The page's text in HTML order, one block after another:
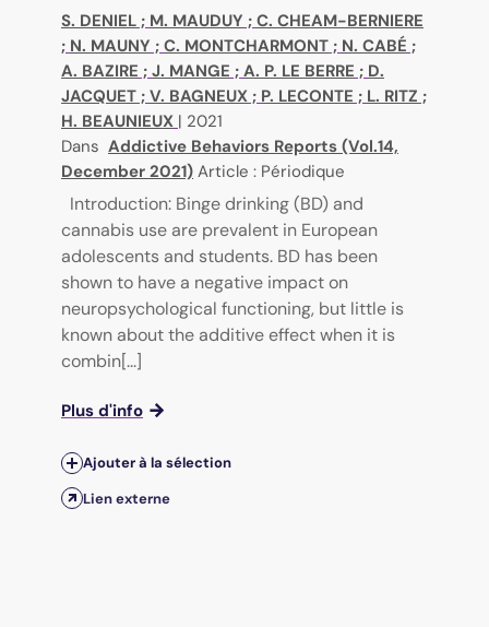
S. DENIEL ; M. MAUDUY ; C. CHEAM-BERNIERE
; N. MAUNY ; C. MONTCHARMONT ; N. CABÉ ;
A. BAZIRE ; J. MANGE ; A. P. LE BERRE ; D.
JACQUET ; V. BAGNEUX ; P. LECONTE ; L. RITZ ;
H. BEAUNIEUX | 2021
Dans Addictive Behaviors Reports (Vol.14,
December 2021) Article : Périodique
Introduction: Binge drinking (BD) and
cannabis use are prevalent in European
adolescents and students. BD has been
shown to have a negative impact on
neuropsychological functioning, but little is
known about the additive effect when it is
combin[...]
Plus d'info
Ajouter à la sélection
Lien externe